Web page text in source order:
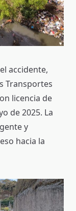
accidente,
Transportes
licencia de
de 2025. La
y
hacia la